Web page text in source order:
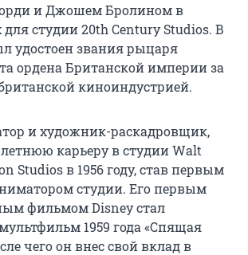
и Джошем Бролином в
студии 20th Century Studios. В
удостоен звания рыцаря
ордена Британской империи за
киноиндустрией.
и художник-раскадровщик,
карьеру в студии Walt
Studios в 1956 году, став первым
студии. Его первым
фильмом Disney стал
1959 года «Спящая
чего он внес свой вклад в